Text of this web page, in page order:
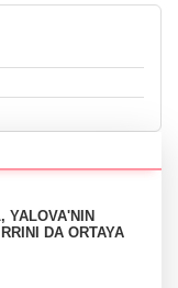
YALOVA'NIN
DA ORTAYA